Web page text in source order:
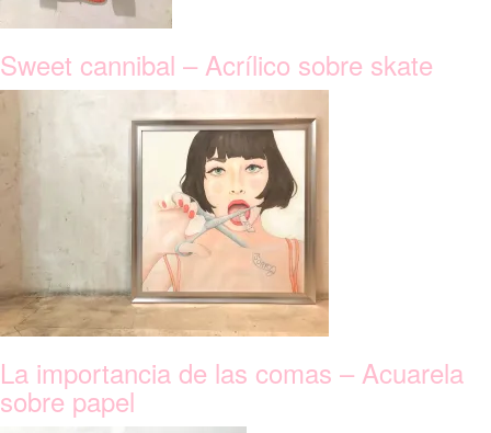
Sweet cannibal – Acrílico sobre skate
La importancia de las comas – Acuarela
sobre papel